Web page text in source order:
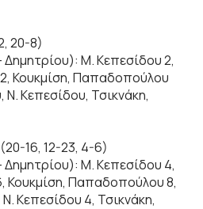
20-8)
Μ. Κεπεσίδου 2,
Κουκμίση, Παπαδοπούλου
Ν. Κεπεσίδου, Τσικνάκη,
16, 12-23, 4-6)
Μ. Κεπεσίδου 4,
Κουκμίση, Παπαδοπούλου 8,
Κεπεσίδου 4, Τσικνάκη,